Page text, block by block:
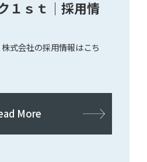
１ｓｔ｜採用情
式会社の採用情報はこち
More